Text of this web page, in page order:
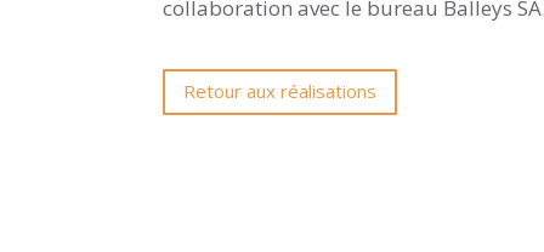
collaboration avec le bureau Balleys
Retour aux réalisations